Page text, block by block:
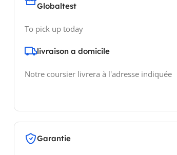
Globaltest
To pick up today
livraison a domicile
Notre coursier livrera à l'adresse indiquée
Garantie